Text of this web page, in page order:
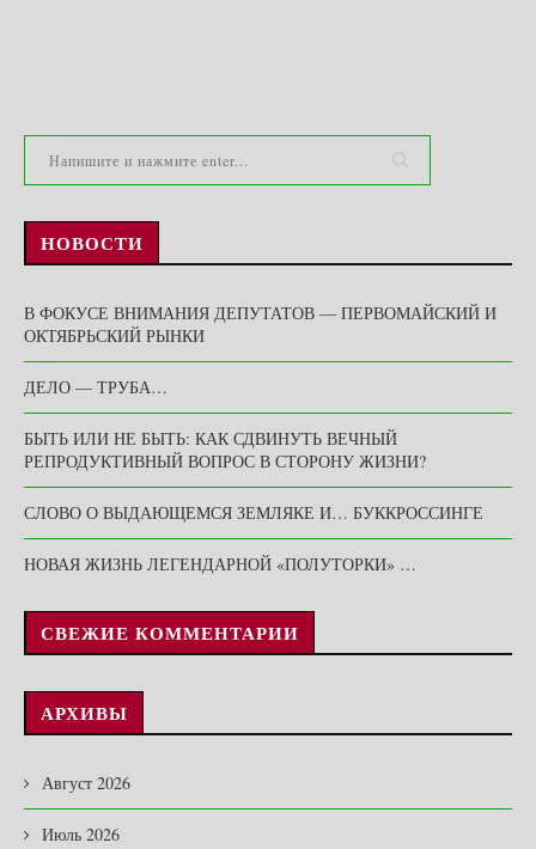
НОВОСТИ
В ФОКУСЕ ВНИМАНИЯ ДЕПУТАТОВ — ПЕРВОМАЙСКИЙ И
ОКТЯБРЬСКИЙ РЫНКИ
ДЕЛО — ТРУБА…
БЫТЬ ИЛИ НЕ БЫТЬ: КАК СДВИНУТЬ ВЕЧНЫЙ
РЕПРОДУКТИВНЫЙ ВОПРОС В СТОРОНУ ЖИЗНИ?
СЛОВО О ВЫДАЮЩЕМСЯ ЗЕМЛЯКЕ И… БУККРОССИНГЕ
НОВАЯ ЖИЗНЬ ЛЕГЕНДАРНОЙ «ПОЛУТОРКИ» …
СВЕЖИЕ КОММЕНТАРИИ
АРХИВЫ
Август 2026
Июль 2026